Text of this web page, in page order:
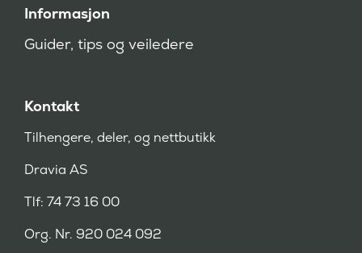
Informasjon
Guider, tips og veiledere
Kontakt
Tilhengere, deler, og nettbutikk
Dravia AS
Tlf: 74 73 16 00
Org. Nr. 920 024 092